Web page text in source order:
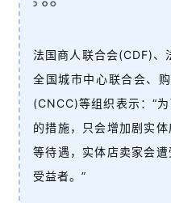
法国商人联合会(CDF)、
全国城市中心联合会、
(CNCC)等组织表示： “
的措施，只会增加剧实
等待遇，实体店卖家会
受益者。 ”